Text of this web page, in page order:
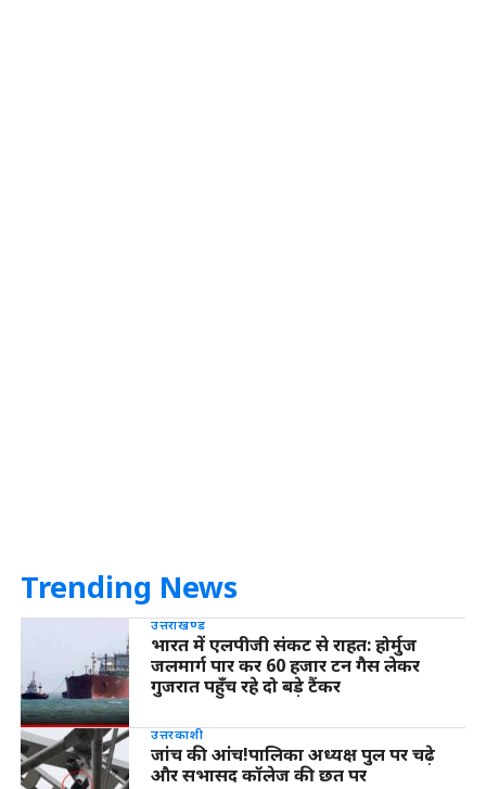
Trending News
उत्तराखण्ड
भारत में एलपीजी संकट से राहत: होर्मुज
जलमार्ग पार कर 60 हजार टन गैस लेकर
गुजरात पहुँच रहे दो बड़े टैंकर
उत्तरकाशी
जांच की आंच!पालिका अध्यक्ष पुल पर चढ़े
और सभासद कॉलेज की छत पर